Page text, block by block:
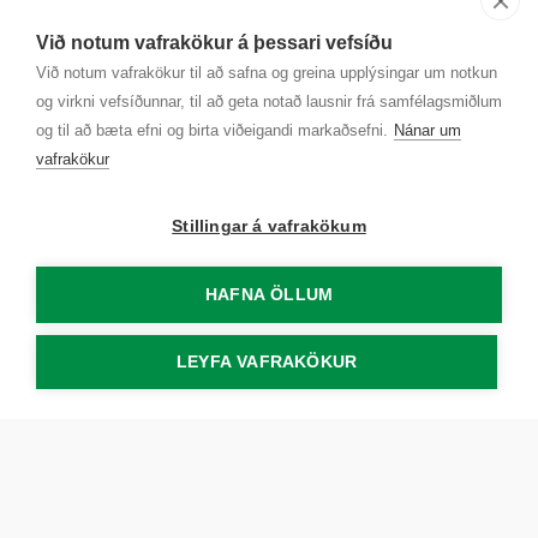
Við notum vafrakökur á þessari vefsíðu
Við notum vafrakökur til að safna og greina upplýsingar um notkun
og virkni vefsíðunnar, til að geta notað lausnir frá samfélagsmiðlum
og til að bæta efni og birta viðeigandi markaðsefni. Nánar um
vafrakökur
Stillingar á vafrakökum
HAFNA ÖLLUM
LEYFA VAFRAKÖKUR
Kt. 700169-3759
Fundarmannagátt